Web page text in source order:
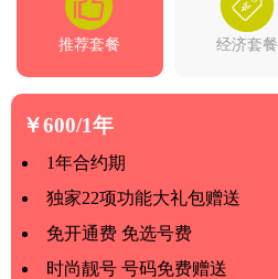
推荐套餐 经济套餐
￥600/1年
1年合约期
独家22项功能大礼包赠送
免开通费 免选号费
时尚靓号 号码免费赠送